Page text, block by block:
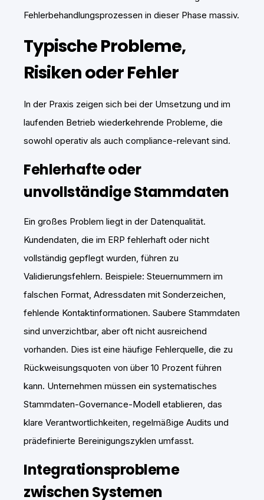
Fehlerbehandlungsprozessen in dieser Phase massiv.
Typische Probleme,
Risiken oder Fehler
In der Praxis zeigen sich bei der Umsetzung und im
laufenden Betrieb wiederkehrende Probleme, die
sowohl operativ als auch compliance-relevant sind.
Fehlerhafte oder
unvollständige Stammdaten
Ein großes Problem liegt in der Datenqualität.
Kundendaten, die im ERP fehlerhaft oder nicht
vollständig gepflegt wurden, führen zu
Validierungsfehlern. Beispiele: Steuernummern im
falschen Format, Adressdaten mit Sonderzeichen,
fehlende Kontaktinformationen. Saubere Stammdaten
sind unverzichtbar, aber oft nicht ausreichend
vorhanden. Dies ist eine häufige Fehlerquelle, die zu
Rückweisungsquoten von über 10 Prozent führen
kann. Unternehmen müssen ein systematisches
Stammdaten-Governance-Modell etablieren, das
klare Verantwortlichkeiten, regelmäßige Audits und
prädefinierte Bereinigungszyklen umfasst.
Integrationsprobleme
zwischen Systemen